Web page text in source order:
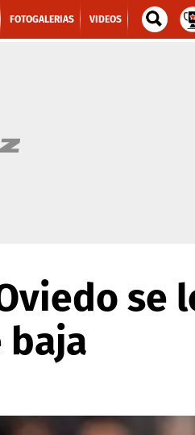
FOTOGALERIAS VIDEOS
se
baja